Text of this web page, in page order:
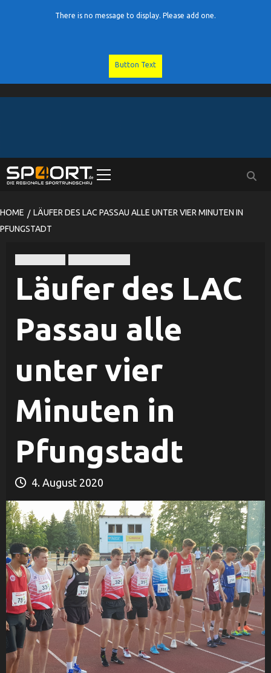
There is no message to display. Please add one.
Button Text
HOME
LÄUFER DES LAC PASSAU ALLE UNTER VIER MINUTEN IN
PFUNGSTADT
Läufer des LAC
Passau alle
unter vier
Minuten in
Pfungstadt
4. August 2020